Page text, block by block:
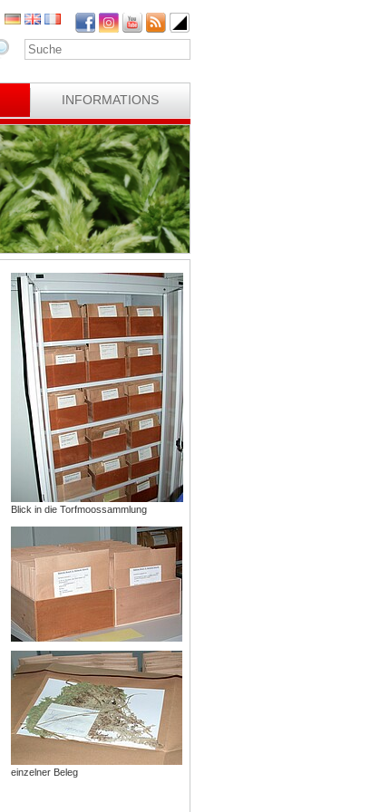
INFORMATIONS
Blick in die Torfmoossammlung
einzelner Beleg